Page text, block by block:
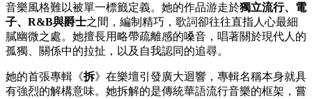
音樂風格難以被單一標籤定義。她的作品游走於獨立流行、電
子、R&B與爵士之間，編制精巧，歌詞卻往往直指人心最細
膩幽微之處。她擅長用略帶疏離感的嗓音，唱著關於現代人的
孤獨、關係中的拉扯，以及自我認同的追尋。
她的首張專輯《拆》在樂壇引發廣大迴響，專輯名稱本身就具
有強烈的解構意味。她拆解的是傳統華語流行音樂的框架，嘗